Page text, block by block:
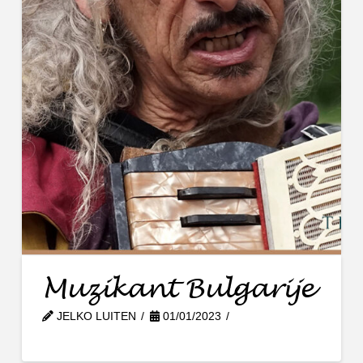
Muzikant Bulgarije
JELKO LUITEN 01/01/2023